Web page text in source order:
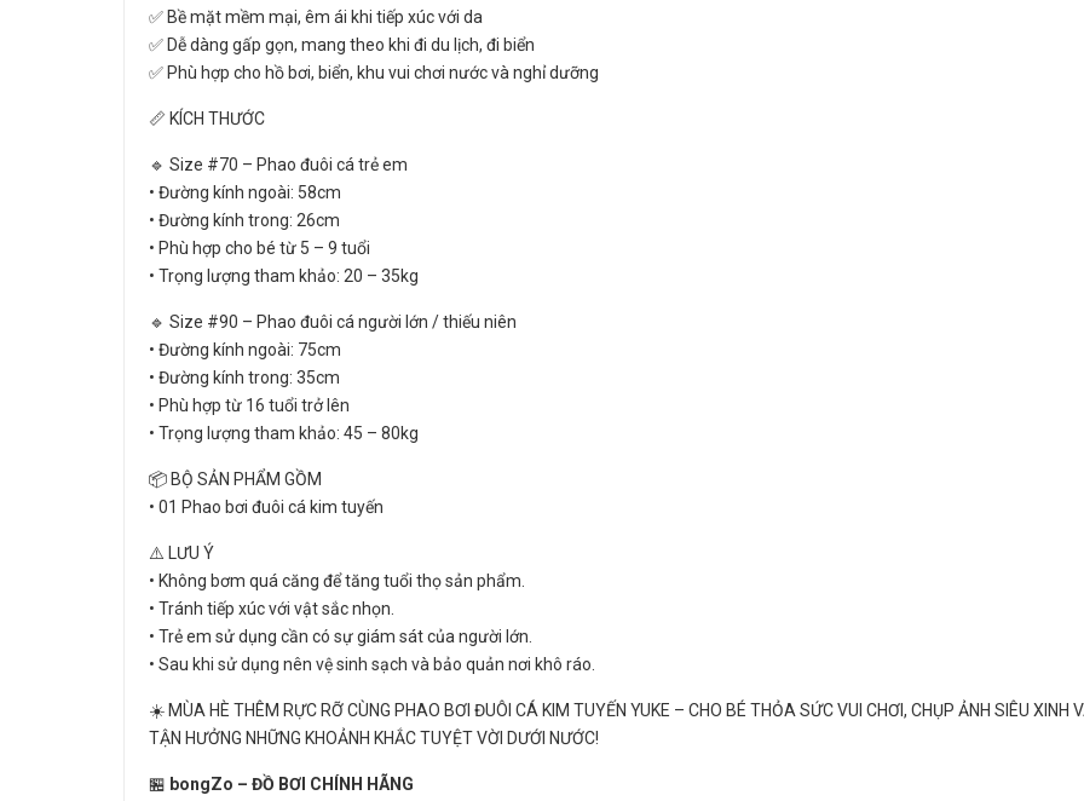
✅ Bề mặt mềm mại, êm ái khi tiếp xúc với da
✅ Dễ dàng gấp gọn, mang theo khi đi du lịch, đi biển
✅ Phù hợp cho hồ bơi, biển, khu vui chơi nước và nghỉ dưỡng
📏 KÍCH THƯỚC
🔹 Size #70 – Phao đuôi cá trẻ em
• Đường kính ngoài: 58cm
• Đường kính trong: 26cm
• Phù hợp cho bé từ 5 – 9 tuổi
• Trọng lượng tham khảo: 20 – 35kg
🔹 Size #90 – Phao đuôi cá người lớn / thiếu niên
• Đường kính ngoài: 75cm
• Đường kính trong: 35cm
• Phù hợp từ 16 tuổi trở lên
• Trọng lượng tham khảo: 45 – 80kg
📦 BỘ SẢN PHẨM GỒM
• 01 Phao bơi đuôi cá kim tuyến
⚠️ LƯU Ý
• Không bơm quá căng để tăng tuổi thọ sản phẩm.
• Tránh tiếp xúc với vật sắc nhọn.
• Trẻ em sử dụng cần có sự giám sát của người lớn.
• Sau khi sử dụng nên vệ sinh sạch và bảo quản nơi khô ráo.
☀️ MÙA HÈ THÊM RỰC RỠ CÙNG PHAO BƠI ĐUÔI CÁ KIM TUYẾN YUKE – CHO BÉ THỎA SỨC VUI CHƠI, CHỤP ẢNH SIÊU XINH
TẬN HƯỞNG NHỮNG KHOẢNH KHẮC TUYỆT VỜI DƯỚI NƯỚC!
🏪 bongZo – ĐỒ BƠI CHÍNH HÃNG